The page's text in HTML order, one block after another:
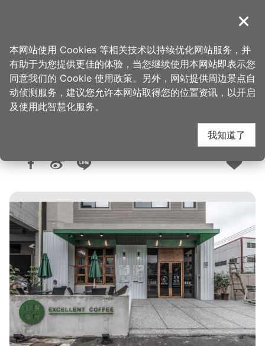
導覽
首页 > 购好物 > 购物快搜
豆趣咖啡
人气：593
关闭
本网站使用 Cookies 等相关技术以持续优化网站服务，并
有助于为您提供更佳的体验，当您继续使用本网站即表示您
同意我们的 Cookie 使用政策。另外，网站提供周边景点自
动侦测服务，建议您允许本网站取得您的位置资讯，以开启
及使用此智慧化服务。
我知道了